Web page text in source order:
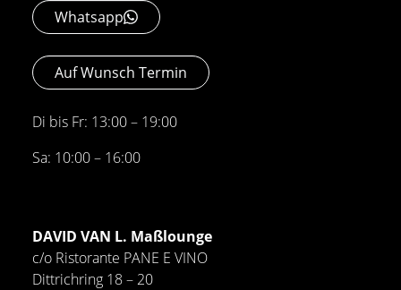
Whatsapp
Auf Wunsch Termin
Di bis Fr: 13:00 – 19:00
Sa: 10:00 – 16:00
DAVID VAN L. Maßlounge
c/o Ristorante PANE E VINO
Dittrichring 18 – 20